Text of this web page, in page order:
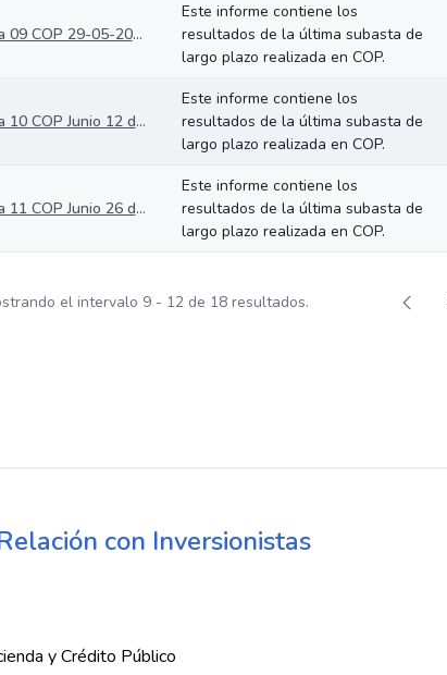
Subasta 09 COP 29-05-2024
Este informe contiene los
resultados de la última subasta de
largo plazo realizada en COP.
Subasta 10 COP Junio 12 de 2024
Este informe contiene los
resultados de la última subasta de
largo plazo realizada en COP.
Subasta 11 COP Junio 26 de 2024
Este informe contiene los
resultados de la última subasta de
largo plazo realizada en COP.
el intervalo 9 - 12 de 18 resultados.
con Inversionistas
y Crédito Público